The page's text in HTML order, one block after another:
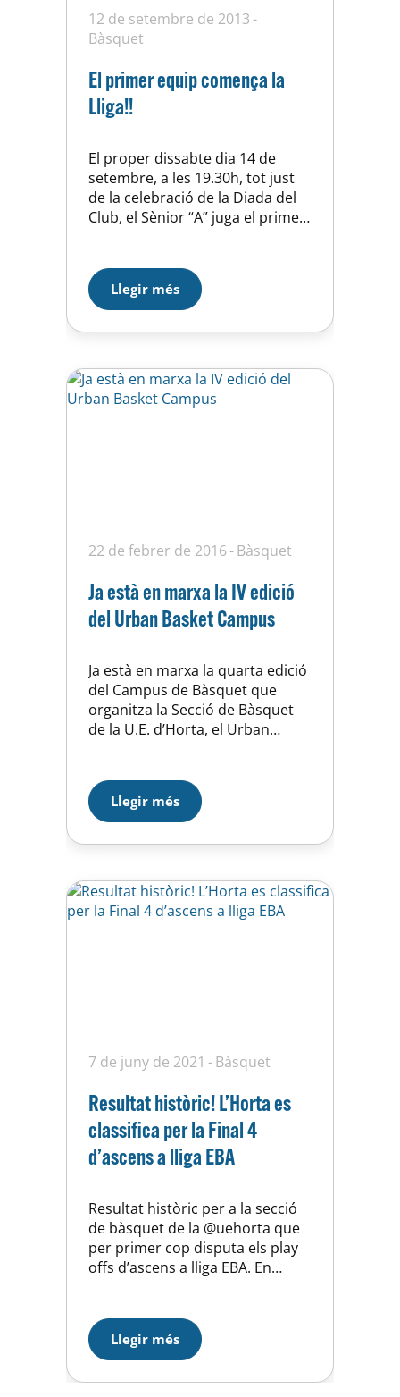
12 de setembre de 2013
Bàsquet
El primer equip comença la
Lliga!!
El proper dissabte dia 14 de
setembre, a les 19.30h, tot just
de la celebració de la Diada del
Club, el Sènior “A” juga el primer
bàsquet català. El nostre equip
presenta aquest any moltes
novetats respecte l’any passat,
fins a sis nous jugadors…
Llegir més
22 de febrer de 2016 Bàsquet
Ja està en marxa la IV edició
del Urban Basket Campus
Ja està en marxa la quarta edició
del Campus de Bàsquet que
organitza la Secció de Bàsquet
de la U.E. d’Horta, el Urban
noves installacions del CEM
Horta del carrer de Feliu i
Codina, 27, de Barcelona. Les
dates son: 21, 22, 23 i 24…
Llegir més
7 de juny de 2021 Bàsquet
Resultat històric! L’Horta es
classifica per la Final 4
d’ascens a lliga EBA
Resultat històric per a la secció
de bàsquet de la @uehorta que
per primer cop disputa els play
offs d’ascens a lliga EBA. En
contra el CB Tarragona Catering
Costa Daurada, els nostres
jugadors van aconseguir in
extremis per 67-65 una victòria
Llegir més